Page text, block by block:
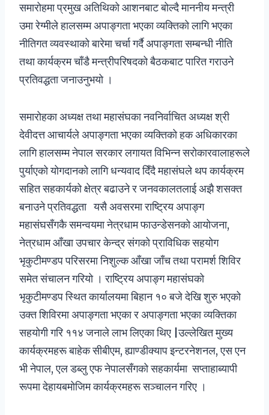
समारोहमा प्रमुख अतिथिको आशनबाट बोल्दै माननीय मन्त्री
उमा रेग्मीले हालसम्म अपाङ्गता भएका व्यक्तिको लागि भएका
नीतिगत व्यवस्थाको बारेमा चर्चा गर्दै अपाङ्गता सम्बन्धी नीति
तथा कार्यक्रम चाँडै मन्त्रीपरिषदको बैठकबाट पारित गराउने
प्रतिवद्धता जनाउनुभयो ।
समारोहका अध्यक्ष तथा महासंघका नवनिर्वाचित अध्यक्ष श्री
देवीदत्त आचार्यले अपाङ्गता भएका व्यक्तिको हक अधिकारका
लागि हालसम्म नेपाल सरकार लगायत विभिन्न सरोकारवालाहरूले
पुर्याएको योगदानको लागि धन्यवाद दिँदै महासंघले थप कार्यक्रम
सहित सहकार्यको क्षेत्र बढाउने र जनवकालतलाई अझै शसक्त
बनाउने प्रतिवद्धता यसै अवसरमा राष्ट्रिय अपाङ्ग
महासंघसँगकै समन्वयमा नेत्रधाम फाउन्डेसनको आयोजना,
नेत्रधाम आँखा उपचार केन्द्र संगको प्राविधिक सहयोग
भृकुटीमण्डप परिसरमा निशुल्क आँखा जाँच तथा परामर्श शिविर
समेत संचालन गरियो । राष्ट्रिय अपाङ्ग महासंघको
भृकुटीमण्डप स्थित कार्यालयमा बिहान १० बजे देखि शुरु भएको
उक्त शिविरमा अपाङ्गता भएका र अपाङ्गता भएका व्यक्तिका
सहयोगी गरि ११४ जनाले लाभ लिएका थिए |उल्लेखित मुख्य
कार्यक्रमहरू बाहेक सीबीएम, ह्याण्डीक्याप इन्टरनेशनल, एस एन
भी नेपाल, एल डब्लु एफ नेपालसँगको सहकार्यमा सप्ताहाब्यापी
रूपमा देहायबमोजिम कार्यक्रमहरू सञ्चालन गरिए ।